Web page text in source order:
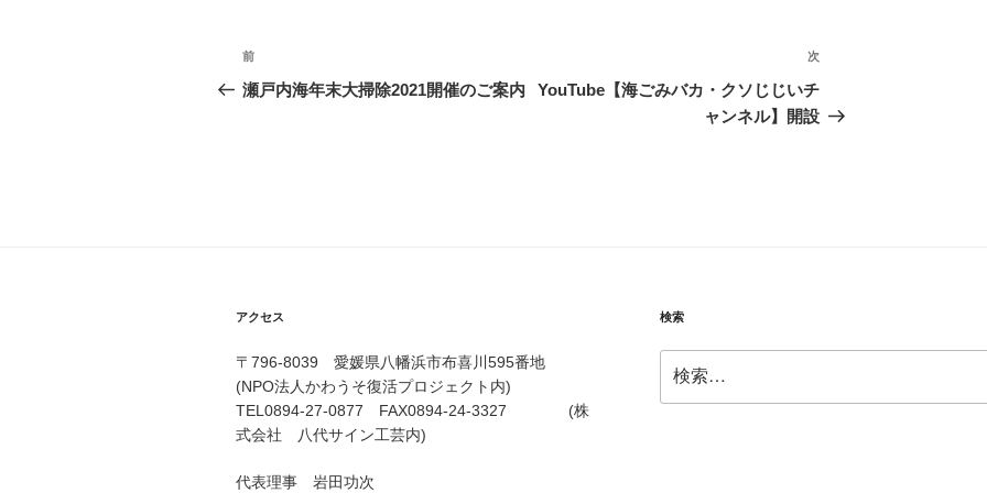
投
稿
ョ
ン
前
の
前
瀬戸内海年末大掃除2021開催のご案内
次
の
投
次
YouTube【海ごみバカ・クソじじいチ
ャンネル】開設
アクセス
〒796-8039 愛媛県八幡浜市布喜川595番地
(NPO法人かわうそ復活プロジェクト内)
TEL0894-27-0877 FAX0894-24-3327 (株
式会社 八代サイン工芸内)
代表理事 岩田功次
検索
索: